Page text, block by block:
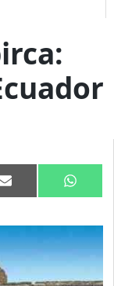
Compartir
en
Email
en